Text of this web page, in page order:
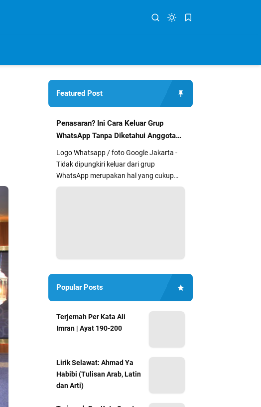
Featured Post
Penasaran? Ini Cara Keluar Grup
WhatsApp Tanpa Diketahui Anggota
Lain
Logo Whatsapp / foto Google Jakarta -
Tidak dipungkiri keluar dari grup
WhatsApp merupakan hal yang cukup
segan dan kurang nyaman bagi sebag...
Popular Posts
Terjemah Per Kata Ali
Imran | Ayat 190-200
Lirik Selawat: Ahmad Ya
Habibi (Tulisan Arab, Latin
dan Arti)